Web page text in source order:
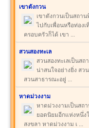
เขาตังกวน
เขาตังกวนเป็นสถาน
ไปกับเพื่อนหรือท่องเ
ครอบครัวก็ได้ เขา ...
สวนสองทะเล
สวนสองทะเลเป็นสถ
น่าสนใจอย่างยิ่ง สว
สวนสาธารณะอยู่ ...
หาดม่วงงาม
หาดม่วงงามเป็นสถ
ยอดนิยมอีกแห่งหนึ่ง
สงขลา หาดม่วงงาม เ ...